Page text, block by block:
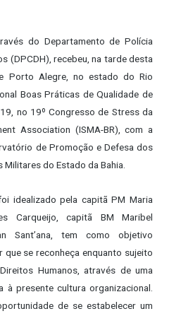
do Departamento de Polícia
(DPCDH), recebeu, na tarde desta
Porto Alegre, no estado do Rio
Boas Práticas de Qualidade de
no 19º Congresso de Stress da
Association (ISMA-BR), com a
de Promoção e Defesa dos
do Estado da Bahia.
idealizado pela capitã PM Maria
Carqueijo, capitã BM Maribel
Sant’ana, tem como objetivo
se reconheça enquanto sujeito
Humanos, através de uma
presente cultura organizacional.
de se estabelecer um